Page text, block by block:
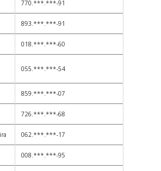
770.***.***-91
893.***.***-91
018.***.***-60
055.***.***-54
859.***.***-07
726.***.***-68
062.***.***-17
008.***.***-95